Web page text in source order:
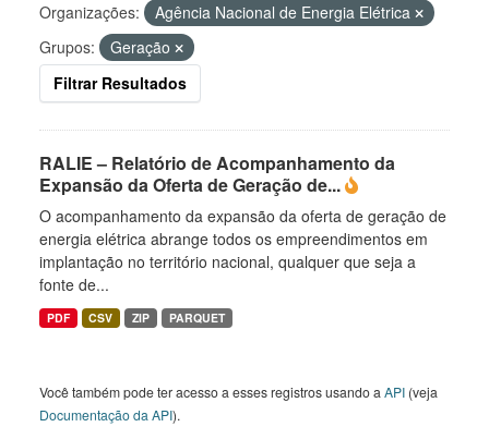
Organizações:
Agência Nacional de Energia Elétrica
Grupos:
Geração
Filtrar Resultados
RALIE – Relatório de Acompanhamento da
Expansão da Oferta de Geração de...
O acompanhamento da expansão da oferta de geração de
energia elétrica abrange todos os empreendimentos em
implantação no território nacional, qualquer que seja a
fonte de...
PDF CSV ZIP PARQUET
Você também pode ter acesso a esses registros usando a API (veja
Documentação da API).